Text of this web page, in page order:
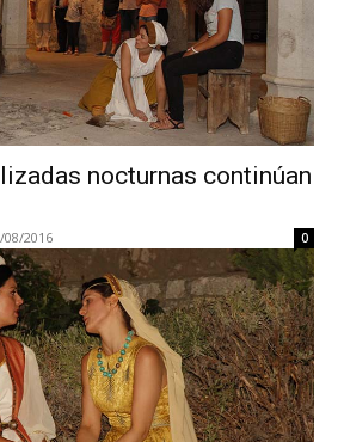
nocturnas continúan
08/2016 0